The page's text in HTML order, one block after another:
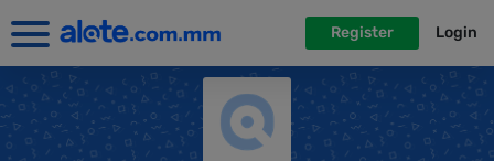
Register Login